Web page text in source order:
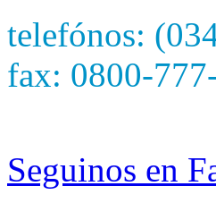
telefónos:
fax: 0800-
Seguinos en